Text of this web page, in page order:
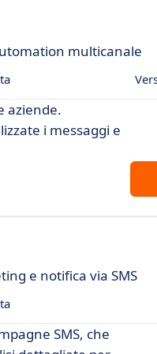
multicanale
aziende.
i messaggi e
e notifica via SMS
SMS, che